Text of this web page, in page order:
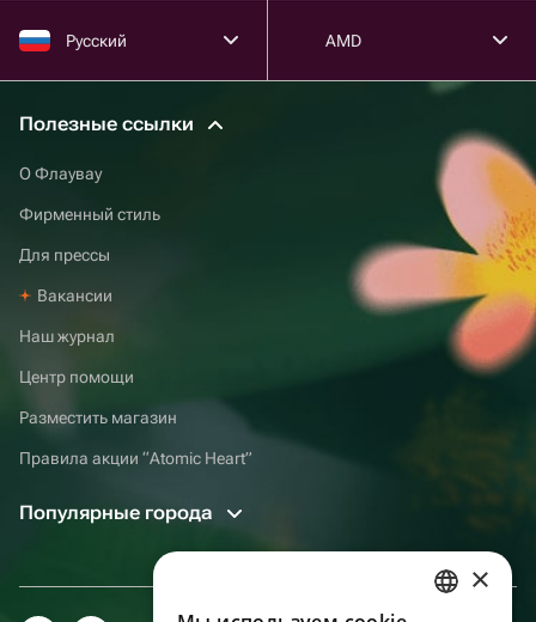
Русский AMD
Полезные ссылки
О Флаувау
Фирменный стиль
Для прессы
Вакансии
Наш журнал
Центр помощи
Разместить магазин
Правила акции “Atomic Heart”
Популярные города
×